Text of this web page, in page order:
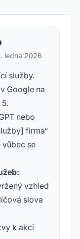
ledna 2026
služby.
Google na
nebo
firma“
vůbec se
vzhled
slova
k akci